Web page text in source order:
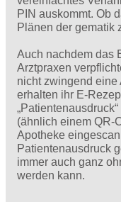
PIN auskommt. Ob
Plänen der gematik
Auch nachdem das
Arztpraxen
nicht zwingend eine
erhalten ihr E-
(ähnlich einem QR-
Apotheke
Patientenausdruck
immer auch ganz
werden kann.